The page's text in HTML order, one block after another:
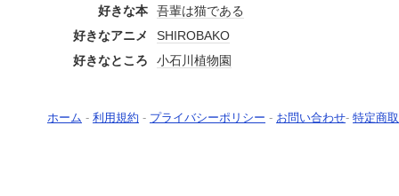
好きな本
吾輩は猫である
好きなアニメ
SHIROBAKO
好きなところ
小石川植物園
ホーム - 利用規約 - プライバシーポリシー - お問い合わせ- 特定商